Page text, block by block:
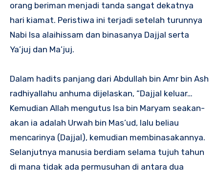
orang beriman menjadi tanda sangat dekatnya
hari kiamat. Peristiwa ini terjadi setelah turunnya
Nabi Isa alaihissam dan binasanya Dajjal serta
Ya’juj dan Ma’juj.
Dalam hadits panjang dari Abdullah bin Amr bin Ash
radhiyallahu anhuma dijelaskan, “Dajjal keluar…
Kemudian Allah mengutus Isa bin Maryam seakan-
akan ia adalah Urwah bin Mas’ud, lalu beliau
mencarinya (Dajjal), kemudian membinasakannya.
Selanjutnya manusia berdiam selama tujuh tahun
di mana tidak ada permusuhan di antara dua